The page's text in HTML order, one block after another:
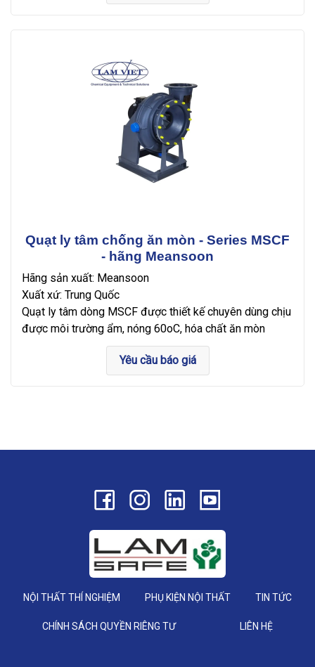
Quạt ly tâm chống ăn mòn - Series MSCF
- hãng Meansoon
Hãng sản xuất: Meansoon
Xuất xứ: Trung Quốc
Quạt ly tâm dòng MSCF được thiết kế chuyên dùng chịu
được môi trường ẩm, nóng 60oC, hóa chất ăn mòn
Yêu cầu báo giá
NỘI THẤT THÍ NGHIỆM PHỤ KIỆN NỘI THẤT TIN TỨC
CHÍNH SÁCH QUYỀN RIÊNG TƯ LIÊN HỆ